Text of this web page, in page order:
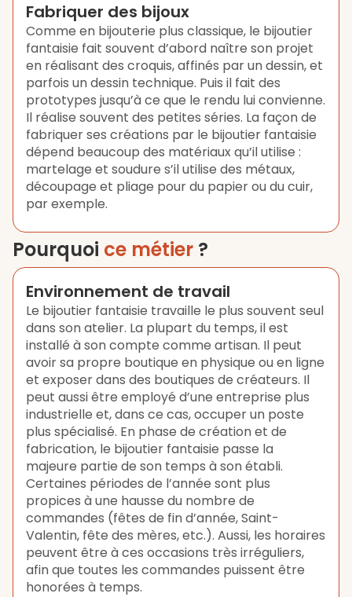
Fabriquer des bijoux
Comme en bijouterie plus classique, le bijoutier
fantaisie fait souvent d’abord naître son projet
en réalisant des croquis, affinés par un dessin, et
parfois un dessin technique. Puis il fait des
prototypes jusqu’à ce que le rendu lui convienne.
Il réalise souvent des petites séries. La façon de
fabriquer ses créations par le bijoutier fantaisie
dépend beaucoup des matériaux qu’il utilise :
martelage et soudure s’il utilise des métaux,
découpage et pliage pour du papier ou du cuir,
par exemple.
Pourquoi ce métier ?
Environnement de travail
Le bijoutier fantaisie travaille le plus souvent seul
dans son atelier. La plupart du temps, il est
installé à son compte comme artisan. Il peut
avoir sa propre boutique en physique ou en ligne
et exposer dans des boutiques de créateurs. Il
peut aussi être employé d’une entreprise plus
industrielle et, dans ce cas, occuper un poste
plus spécialisé. En phase de création et de
fabrication, le bijoutier fantaisie passe la
majeure partie de son temps à son établi.
Certaines périodes de l’année sont plus
propices à une hausse du nombre de
commandes (fêtes de fin d’année, Saint-
Valentin, fête des mères, etc.). Aussi, les horaires
peuvent être à ces occasions très irréguliers,
afin que toutes les commandes puissent être
honorées à temps.